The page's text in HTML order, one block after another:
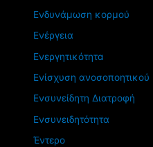
Ενδυνάμωση κορμού
Ενέργεια
Ενεργητικότητα
Ενίσχυση ανοσοποητικού
Ενσυνείδητη Διατροφή
Ενσυνειδητότητα
Έντερο